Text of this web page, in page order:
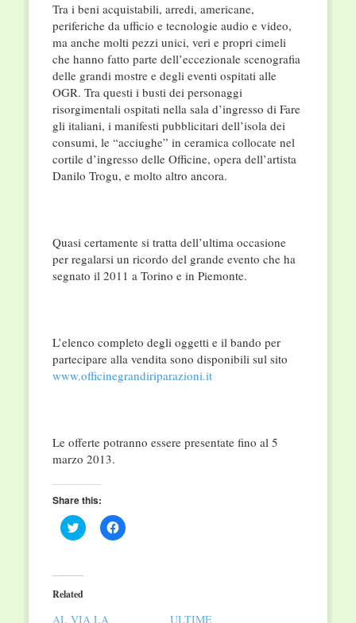
Tra i beni acquistabili, arredi, americane,
periferiche da ufficio e tecnologie audio e video,
ma anche molti pezzi unici, veri e propri cimeli
che hanno fatto parte dell’eccezionale scenografia
delle grandi mostre e degli eventi ospitati alle
OGR. Tra questi i busti dei personaggi
risorgimentali ospitati nella sala d’ingresso di Fare
gli italiani, i manifesti pubblicitari dell’isola dei
consumi, le “acciughe” in ceramica collocate nel
cortile d’ingresso delle Officine, opera dell’artista
Danilo Trogu, e molto altro ancora.
Quasi certamente si tratta dell’ultima occasione
per regalarsi un ricordo del grande evento che ha
segnato il 2011 a Torino e in Piemonte.
L’elenco completo degli oggetti e il bando per
partecipare alla vendita sono disponibili sul sito
www.officinegrandiriparazioni.it
Le offerte potranno essere presentate fino al 5
marzo 2013.
Share this:
Click
to
(Opens
in
new
Click
to
Related
AL VIA LA
ULTIME